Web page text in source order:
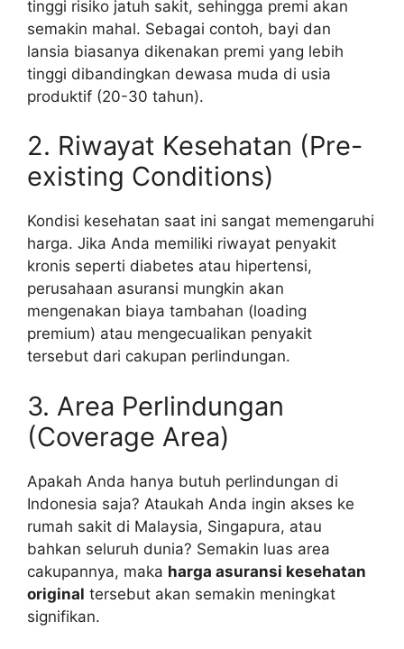
tinggi risiko jatuh sakit, sehingga premi akan
semakin mahal. Sebagai contoh, bayi dan
lansia biasanya dikenakan premi yang lebih
tinggi dibandingkan dewasa muda di usia
produktif (20-30 tahun).
2. Riwayat Kesehatan (Pre-
existing Conditions)
Kondisi kesehatan saat ini sangat memengaruhi
harga. Jika Anda memiliki riwayat penyakit
kronis seperti diabetes atau hipertensi,
perusahaan asuransi mungkin akan
mengenakan biaya tambahan (loading
premium) atau mengecualikan penyakit
tersebut dari cakupan perlindungan.
3. Area Perlindungan
(Coverage Area)
Apakah Anda hanya butuh perlindungan di
Indonesia saja? Ataukah Anda ingin akses ke
rumah sakit di Malaysia, Singapura, atau
bahkan seluruh dunia? Semakin luas area
cakupannya, maka harga asuransi kesehatan
original tersebut akan semakin meningkat
signifikan.